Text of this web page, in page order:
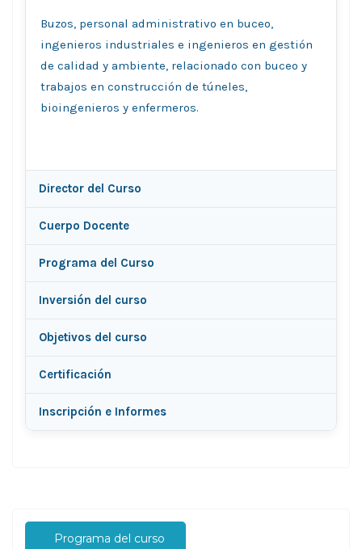
Buzos, personal administrativo en buceo,
ingenieros industriales e ingenieros en gestión
de calidad y ambiente, relacionado con buceo y
trabajos en construcción de túneles,
bioingenieros y enfermeros.
Director del Curso
Cuerpo Docente
Programa del Curso
Inversión del curso
Objetivos del curso
Certificación
Inscripción e Informes
Programa del curso